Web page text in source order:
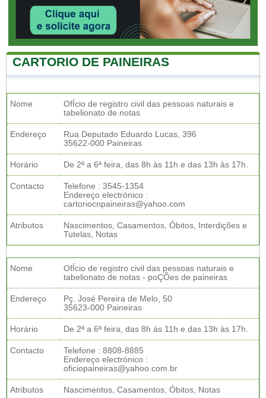
CARTORIO DE PAINEIRAS
Nome
OfÍcio de registro civil das pessoas naturais e
tabelionato de notas
Endereço
Rua Deputado Eduardo Lucas, 396
35622-000 Paineiras
Horário De 2ª a 6ª feira, das 8h às 11h e das 13h às 17h.
Contacto
Telefone : 3545-1354
Endereço electrónico :
cartoriocnpaineiras@yahoo.com
Atributos
Nascimentos, Casamentos, Óbitos, Interdições e
Tutelas, Notas
Nome
OfÍcio de registro civil das pessoas naturais e
tabelionato de notas - poÇÕes de paineiras
Endereço
Pç. José Pereira de Melo, 50
35623-000 Paineiras
Horário De 2ª a 6ª feira, das 8h às 11h e das 13h às 17h.
Contacto
Telefone : 8808-8885
Endereço electrónico :
oficiopaineiras@yahoo.com.br
Atributos Nascimentos, Casamentos, Óbitos, Notas